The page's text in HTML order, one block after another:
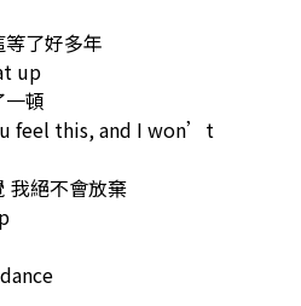
了好多年
up
頓
feel this, and I won’t
我絕不會放棄